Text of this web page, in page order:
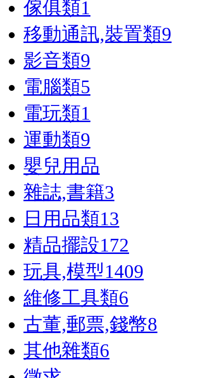
傢俱類1
移動通訊,裝置類9
影音類9
電腦類5
電玩類1
運動類9
嬰兒用品
雜誌,書籍3
日用品類13
精品擺設172
玩具,模型1409
維修工具類6
古董,郵票,錢幣8
其他雜類6